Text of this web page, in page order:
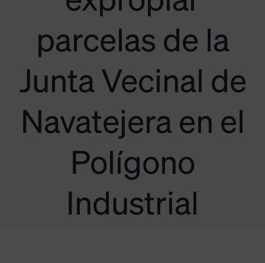
parcelas de la
Junta Vecinal de
Navatejera en el
Polígono
Industrial